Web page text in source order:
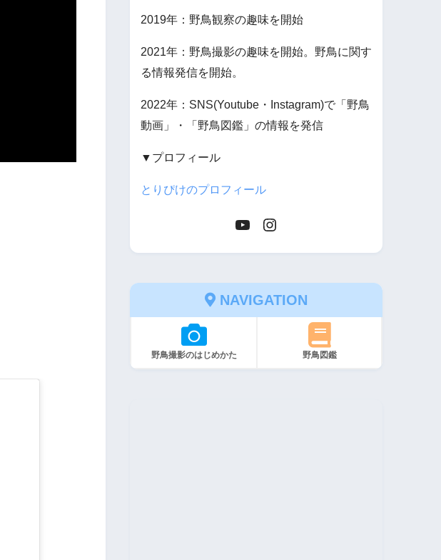
2019年：野鳥観察の趣味を開始
2021年：野鳥撮影の趣味を開始。野鳥に関す
る情報発信を開始。
2022年：SNS(Youtube・Instagram)で「野鳥
動画」・「野鳥図鑑」の情報を発信
▼プロフィール
とりぴけのプロフィール
NAVIGATION
野鳥撮影のはじめかた 野鳥図鑑